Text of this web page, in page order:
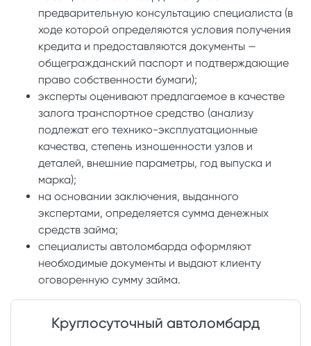
предварительную консультацию специалиста (в
ходе которой определяются условия получения
кредита и предоставляются документы —
общегражданский паспорт и подтверждающие
право собственности бумаги);
эксперты оценивают предлагаемое в качестве
залога транспортное средство (анализу
подлежат его технико-эксплуатационные
качества, степень изношенности узлов и
деталей, внешние параметры, год выпуска и
марка);
на основании заключения, выданного
экспертами, определяется сумма денежных
средств займа;
специалисты автоломбарда оформляют
необходимые документы и выдают клиенту
оговоренную сумму займа.
Круглосуточный автоломбард